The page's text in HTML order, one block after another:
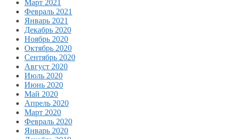
Март 2021
Февраль 2021
Январь 2021
Декабрь 2020
Ноябрь 2020
Октябрь 2020
Сентябрь 2020
Август 2020
Июль 2020
Июнь 2020
Май 2020
Апрель 2020
Март 2020
Февраль 2020
Январь 2020